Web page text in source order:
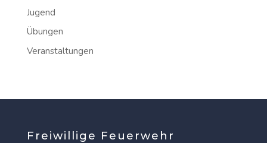
Jugend
Übungen
Veranstaltungen
Freiwillige Feuerwehr